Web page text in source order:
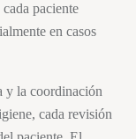
paciente
en casos
y la coordinación
cada revisión